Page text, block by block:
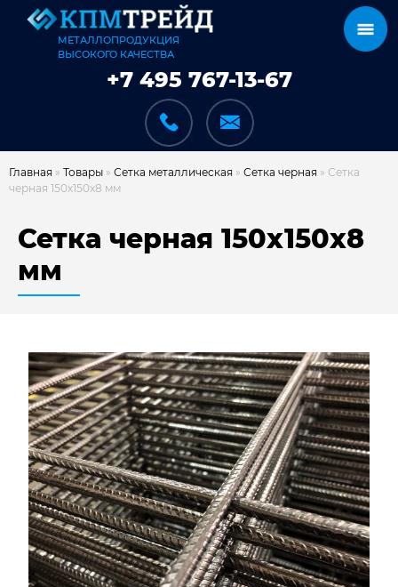
МЕТАЛЛОПРОДУКЦИЯ
ВЫСОКОГО КАЧЕСТВА
+7 495 767-13-67
КАТАЛОГ
КАК МЫ РАБОТАЕМ
ДОСТАВКА И ОПЛАТА
НАШИ ОБЪЕКТЫ
ОТЗЫВЫ
О НАС
БЛОГ
КОНТАКТЫ
Главная » Товары » Сетка металлическая » Сетка черная » Сетка
черная 150х150х8 мм
Сетка черная 150х150х8
мм